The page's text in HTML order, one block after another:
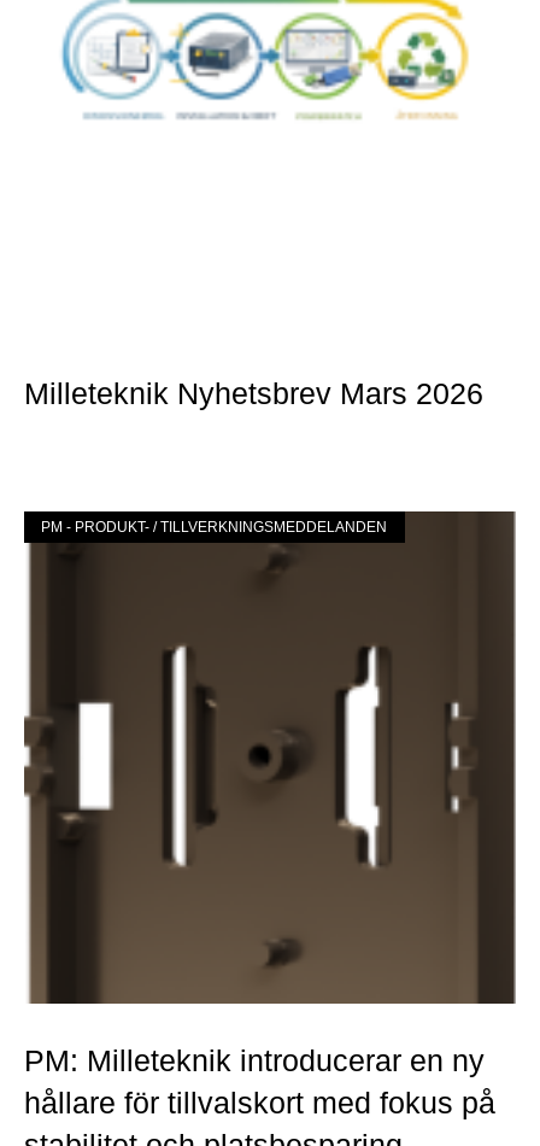
Milleteknik Nyhetsbrev Mars 2026
PM - PRODUKT- / TILLVERKNINGSMEDDELANDEN
PM: Milleteknik introducerar en ny
hållare för tillvalskort med fokus på